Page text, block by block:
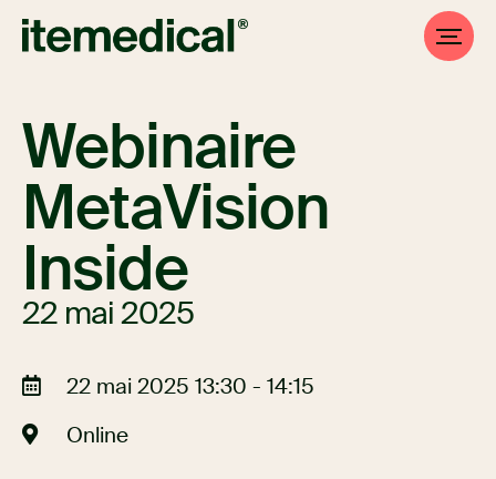
Webinaire
MetaVision
Inside
22 mai 2025
22 mai 2025 13:30 - 14:15
Online